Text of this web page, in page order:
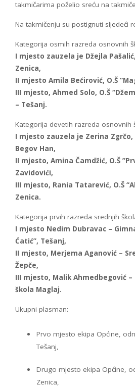
takmičarima poželio sreću na
Na takmičenju su postignuti sljedeći
Kategorija osmih razreda osnovnih
I mjesto zauzela je Džejla Pašalić,
Zenica,
II mjesto Amila Bećirović, O.Š
III mjesto, Ahmed Solo, O.Š
– Tešanj.
Kategorija devetih razreda osnovnih
I mjesto zauzela je Zerina Zgrčo,
Begov Han,
II mjesto, Amina Čamdžić, O.Š
Zavidovići,
III mjesto, Rania Tatarević, O.Š
Zenica.
Kategorija prvih razreda srednjih
I mjesto Nedim Dubravac –
Ćatić”, Tešanj,
II mjesto, Merjema Aganović –
Žepče,
III mjesto, Malik Ahmedbegović
škola Maglaj.
Ukupni plasman:
Prvo mjesto ekipa Općine,
Tešanj,
Drugo mjesto ekipa Općine,
Zenica,